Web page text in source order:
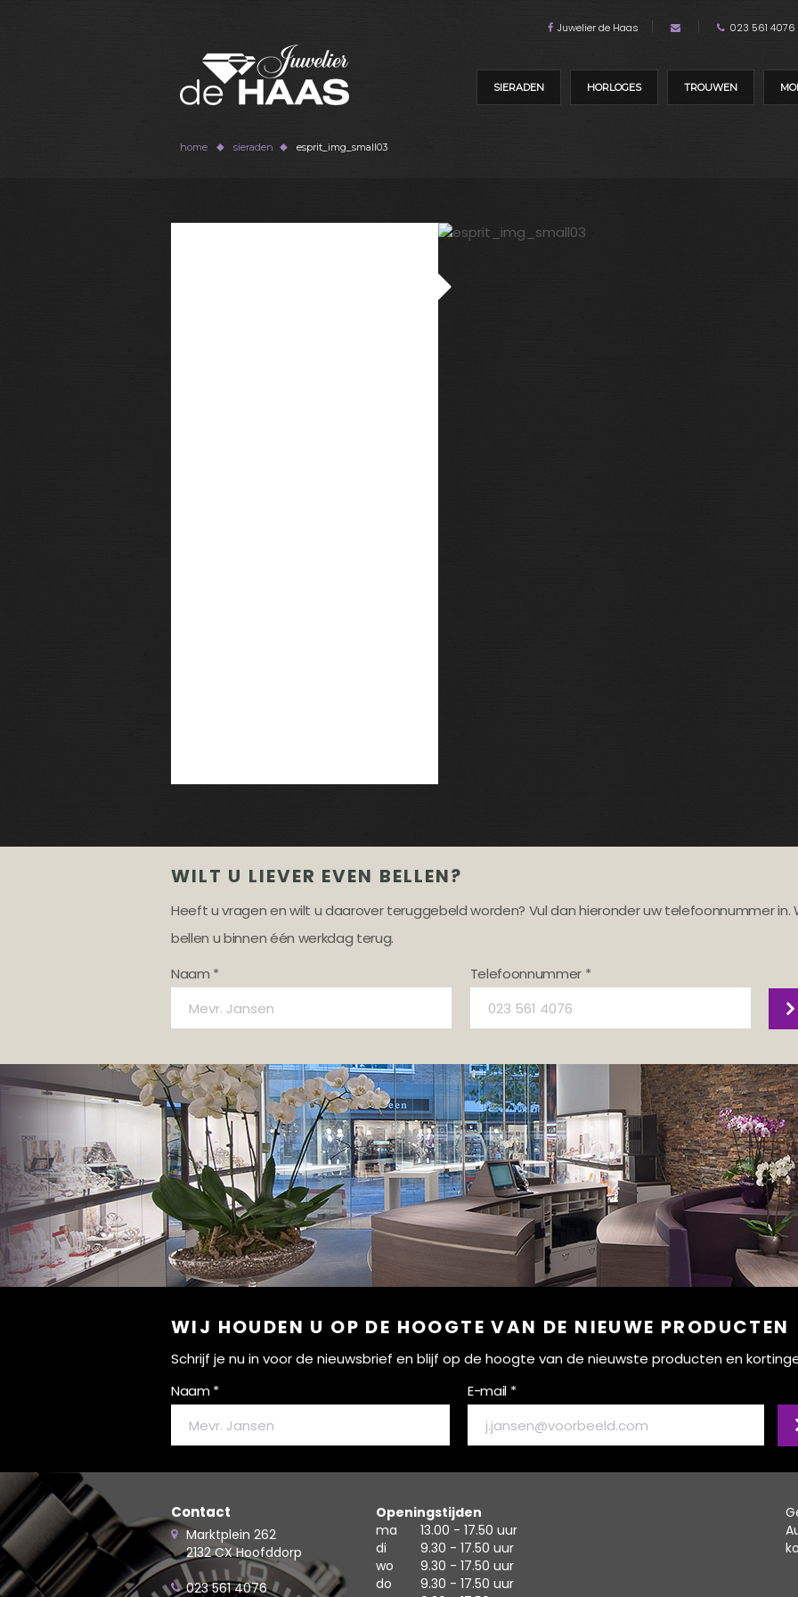
Juwelier de Haas 023 561 4076
SIERADEN HORLOGES TROUWEN
home sieraden esprit_img_small03
WILT U LIEVER EVEN BELLEN?
Heeft u vragen en wilt u daarover teruggebeld worden? Vul dan hieronder uw telefoonnummer in.
bellen u binnen één werkdag terug.
Naam *
Telefoonnummer *
WIJ HOUDEN U OP DE HOOGTE VAN DE NIEUWE PRODUCTEN
Schrijf je nu in voor de nieuwsbrief en blijf op de hoogte van de nieuwste producten en
Naam *
E-mail *
Contact
Marktplein 262
2132 CX Hoofddorp
023 561 4076
Openingstijden
ma
13.00 - 17.50 uur
di
9.30 - 17.50 uur
wo
9.30 - 17.50 uur
do
9.30 - 17.50 uur